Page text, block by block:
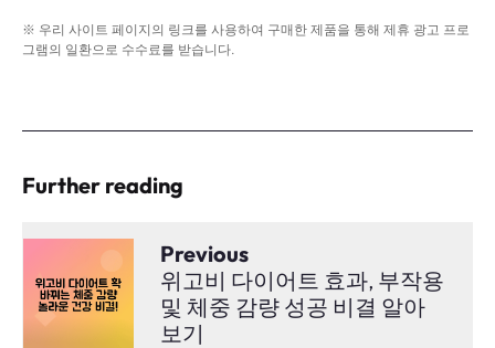
※ 우리 사이트 페이지의 링크를 사용하여 구매한 제품을 통해 제휴 광고 프로
그램의 일환으로 수수료를 받습니다.
Further reading
Previous
위고비 다이어트 효과, 부작용
및 체중 감량 성공 비결 알아
보기